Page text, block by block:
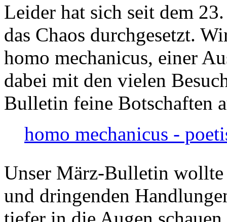
Leider hat sich seit dem
das Chaos durchgesetzt.
homo mechanicus, einer
dabei mit den vielen
Bulletin feine Botschaften
homo mechanicus -
Unser März-Bulletin
und dringenden